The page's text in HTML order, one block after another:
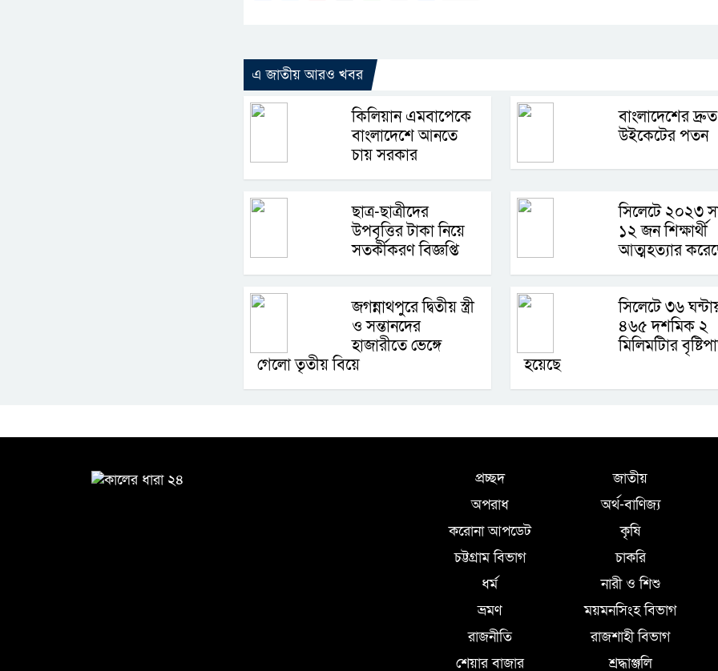
এ জাতীয় আরও খবর
কিলিয়ান এমবাপেকে
বাংলাদেশে আনতে
চায় সরকার
বাংলাদেশের
উইকেটের পতন
ছাত্র-ছাত্রীদের
উপবৃত্তির টাকা নিয়ে
সতর্কীকরণ বিজ্ঞপ্তি
সিলেটে ২০২৩
১২ জন শিক্ষার্থী
আত্মহত্যার
জগন্নাথপুরে দ্বিতীয় স্ত্রী
ও সন্তানদের
হাজারীতে ভেঙ্গে
গেলো তৃতীয় বিয়ে
সিলেটে ৩৬
৪৬৫ দশমিক ২
মিলিমটিার
হয়েছে
প্রচ্ছদ
জাতীয়
অপরাধ
অর্থ-বাণিজ্য
করোনা আপডেট
কৃষি
চট্টগ্রাম বিভাগ
চাকরি
ধর্ম
নারী ও শিশু
ভ্রমণ
ময়মনসিংহ বিভাগ
রাজনীতি
রাজশাহী বিভাগ
শেয়ার বাজার
শ্রদ্ধাঞ্জলি